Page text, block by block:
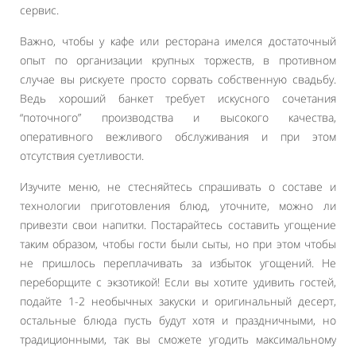
сервис.
Важно, чтобы у кафе или ресторана имелся достаточный
опыт по организации крупных торжеств, в противном
случае вы рискуете просто сорвать собственную свадьбу.
Ведь хороший банкет требует искусного сочетания
“поточного” производства и высокого качества,
оперативного вежливого обслуживания и при этом
отсутствия суетливости.
Изучите меню, не стесняйтесь спрашивать о составе и
технологии приготовления блюд, уточните, можно ли
привезти свои напитки. Постарайтесь составить угощение
таким образом, чтобы гости были сыты, но при этом чтобы
не пришлось переплачивать за избыток угощений. Не
переборщите с экзотикой! Если вы хотите удивить гостей,
подайте 1-2 необычных закуски и оригинальный десерт,
остальные блюда пусть будут хотя и праздничными, но
традиционными, так вы сможете угодить максимальному